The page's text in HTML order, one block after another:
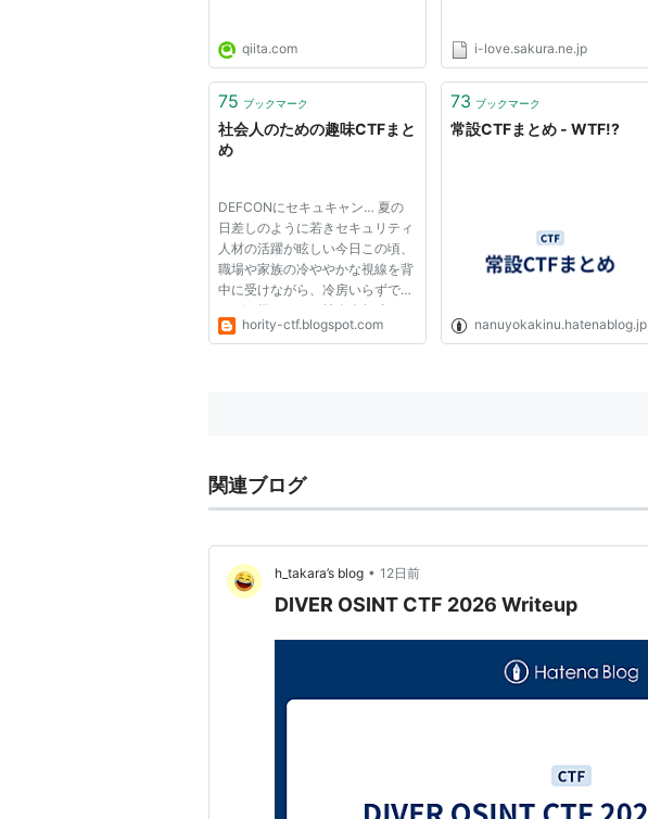
qiita.com i-love.sakura.ne.jp
75 ブックマーク
社会人のための趣味CTFまと
め
DEFCONにセキュキャン… 夏の
日差しのように若きセキュリティ
人材の活躍が眩しい今日この頃、
職場や家族の冷ややかな視線を背
中に受けながら、冷房いらずでフ
ラグを探している社会人趣味CTF
初心者の皆様、いかがお過ごしで
hority-ctf.blogspot.com
73 ブックマーク
常設CTFまとめ - WTF!?
nanuyokakinu.hatenablog.jp
関連ブログ
h_takara’s blog • 12日前
DIVER OSINT CTF 2026 Writeup